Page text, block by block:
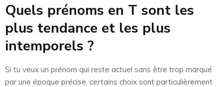
Quels prénoms en T sont les
plus tendance et les plus
intemporels ?
Si tu veux un prénom qui reste actuel sans être trop marqué
par une époque précise, certains choix sont particulièrement